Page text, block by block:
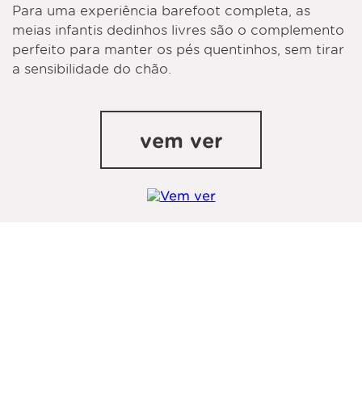
Para uma experiência barefoot completa, as
meias infantis dedinhos livres são o complemento
perfeito para manter os pés quentinhos, sem tirar
a sensibilidade do chão.
vem ver